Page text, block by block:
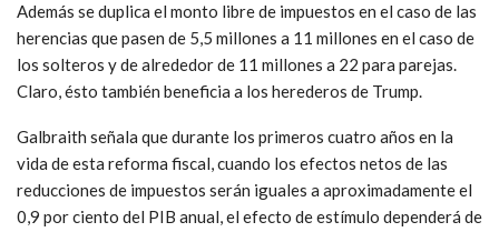
Además se duplica el monto libre de impuestos en el caso de las
herencias que pasen de 5,5 millones a 11 millones en el caso de
los solteros y de alrededor de 11 millones a 22 para parejas.
Claro, ésto también beneficia a los herederos de Trump.
Galbraith señala que durante los primeros cuatro años en la
vida de esta reforma fiscal, cuando los efectos netos de las
reducciones de impuestos serán iguales a aproximadamente el
0,9 por ciento del PIB anual, el efecto de estímulo dependerá de